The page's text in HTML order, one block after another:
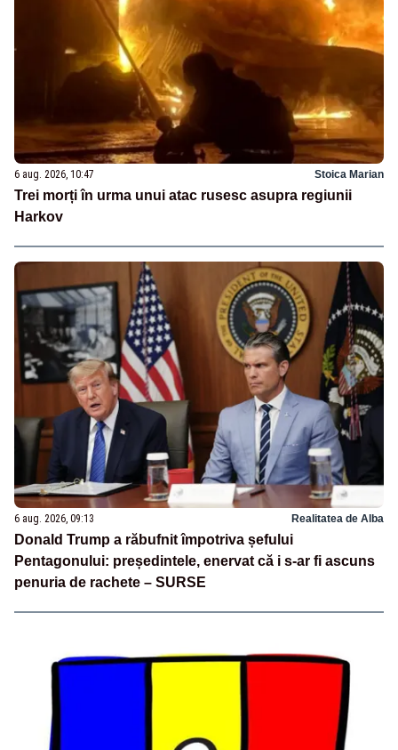
6 aug. 2026, 10:47 Stoica Marian
Trei morți în urma unui atac rusesc asupra regiunii
Harkov
6 aug. 2026, 09:13 Realitatea de Alba
Donald Trump a răbufnit împotriva șefului
Pentagonului: președintele, enervat că i s-ar fi ascuns
penuria de rachete – SURSE